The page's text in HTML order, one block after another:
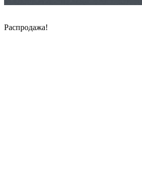
Распродажа!